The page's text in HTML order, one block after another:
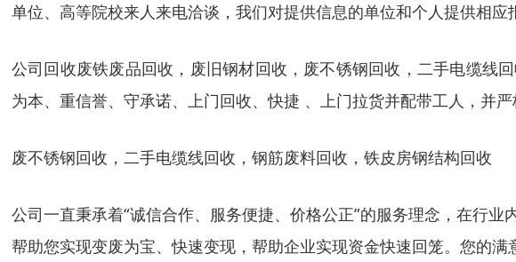
单位、高等院校来人来电洽谈，我们对提供信息的单位和个人提供相应
公司回收废铁废品回收，废旧钢材回收，废不锈钢回收，二手电缆线
为本、重信誉、守承诺、上门回收、快捷 、上门拉货并配带工人，并
废不锈钢回收，二手电缆线回收，钢筋废料回收，铁皮房钢结构回收
公司一直秉承着“诚信合作、服务便捷、价格公正”的服务理念，在行
帮助您实现变废为宝、快速变现，帮助企业实现资金快速回笼。您的